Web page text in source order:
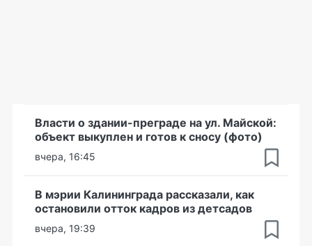
Власти о здании-преграде на ул. Майской:
объект выкуплен и готов к сносу (фото)
вчера, 16:45
В мэрии Калининграда рассказали, как
остановили отток кадров из детсадов
вчера, 19:39